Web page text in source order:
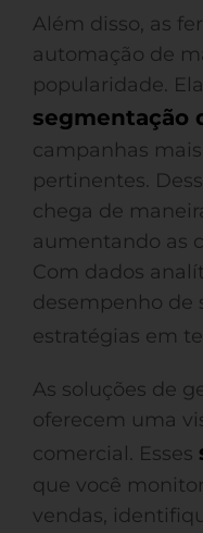
Além disso, as
automação de
popularidade.
segmentação
campanhas
pertinentes.
chega de
aumentando as
Com dados
desempenho de
estratégias em
As soluções de
oferecem uma
comercial. Esses
que você
vendas,